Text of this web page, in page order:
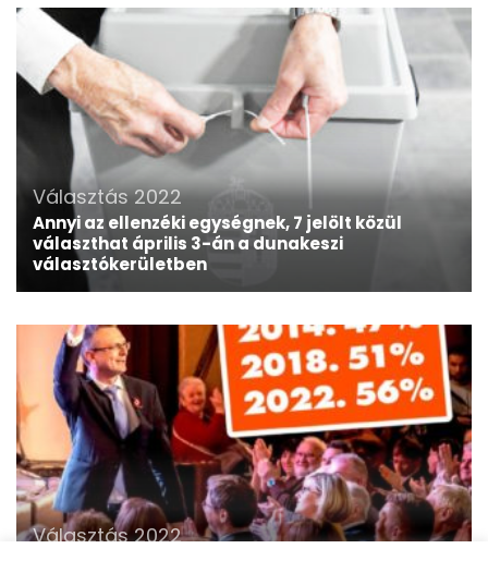
Választás 2022
Annyi az ellenzéki egységnek, 7 jelölt közül
választhat április 3-án a dunakeszi
választókerületben
Választás 2022